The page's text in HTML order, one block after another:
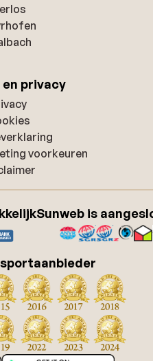
en privacy
voorkeuren
Sunweb is